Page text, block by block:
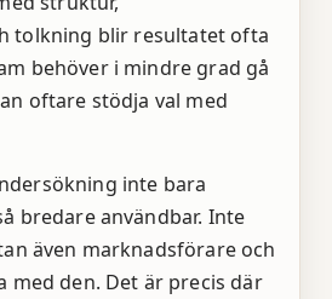
tolkning blir resultatet ofta
behöver i mindre grad gå
oftare stödja val med
inte bara
bredare användbar. Inte
även marknadsförare och
med den. Det är precis där